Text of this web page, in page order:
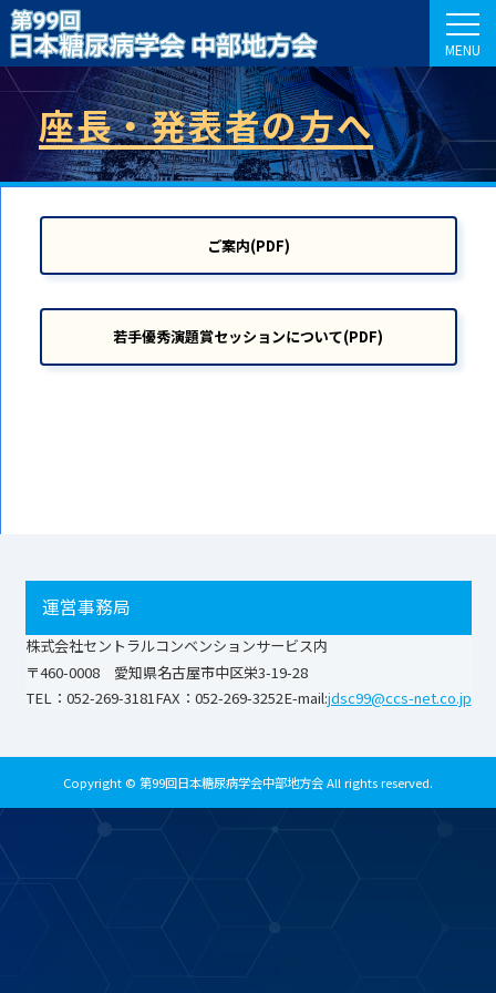
MENU
座長・発表者の方へ
ご案内(PDF)
若手優秀演題賞セッションについて(PDF)
運営事務局
株式会社セントラルコンベンションサービス内
〒460-0008 愛知県名古屋市中区栄3-19-28
TEL：052-269-3181FAX：052-269-3252E-mail:jdsc99@ccs-net.co.jp
Copyright © 第99回日本糖尿病学会中部地方会 All rights reserved.